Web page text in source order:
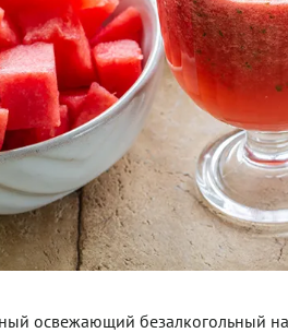
освежающий безалкогольный